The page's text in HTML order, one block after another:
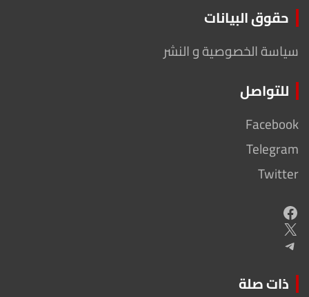
حقوق البيانات
سياسة الخصوصية و النشر
للتواصل
Facebook
Telegram
Twitter
Facebook
X
Telegram
ذات صلة